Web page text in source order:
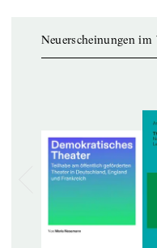
Neuerscheinungen im